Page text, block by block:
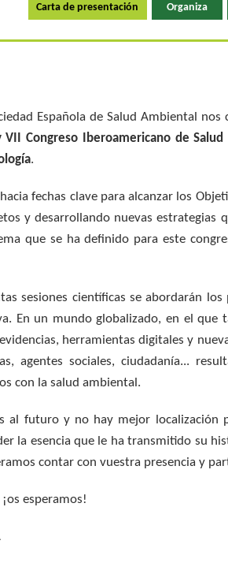
Carta de presentación Organiza
Española de Salud Ambiental nos
VII Congreso Iberoamericano de
.
clave para alcanzar los
y desarrollando nuevas estrategias
que se ha definido para este
científicas se abordarán los
En un mundo globalizado, en el
herramientas digitales y
agentes sociales, ciudadanía...
con la salud ambiental.
y no hay mejor localización
la esencia que le ha transmitido su
contar con vuestra presencia y
esperamos!